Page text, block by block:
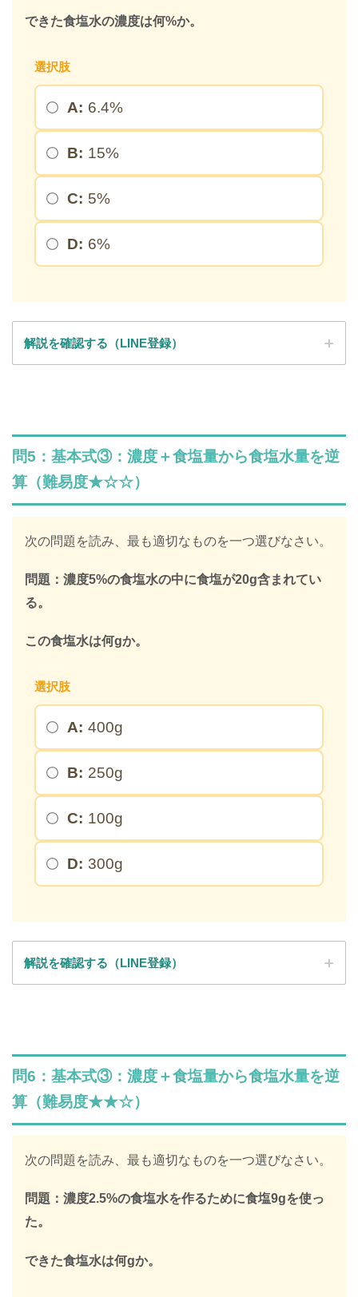
限定キーワードを受け取る
＞
※このページを開いたまま登録してください
できた食塩水の濃度は何%か。
選択肢
A: 6.4%
B: 15%
C: 5%
D: 6%
解説を確認する（LINE登録）
解説はLINE登録で確認できます
LINEで限定キーワードを受け取ると、
312,887人が登録済み
＼ 無料・1分で登録完了！ ／
※このページを開いたまま登録してください
問5：基本式③：濃度＋食塩量から食塩水量を逆
算（難易度★☆☆）
次の問題を読み、最も適切なものを一つ選びなさい。
問題：濃度5%の食塩水の中に食塩が20g含まれてい
る。
この食塩水は何gか。
選択肢
A: 400g
B: 250g
C: 100g
D: 300g
解説を確認する（LINE登録）
解説はLINE登録で確認できます
LINEで限定キーワードを受け取ると、
312,887人が登録済み
＼ 無料・1分で登録完了！ ／
問6：基本式③：濃度＋食塩量から食塩水量を逆
算（難易度★★☆）
次の問題を読み、最も適切なものを一つ選びなさい。
問題：濃度2.5%の食塩水を作るために食塩9gを使っ
た。
できた食塩水は何gか。